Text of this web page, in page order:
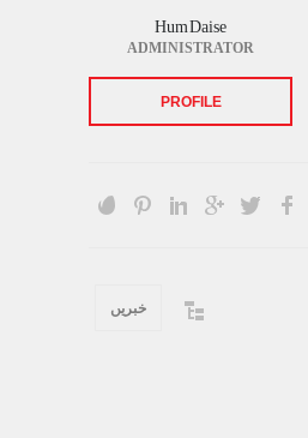
Hum Daise
ADMINISTRATOR
PROFILE
خبریں